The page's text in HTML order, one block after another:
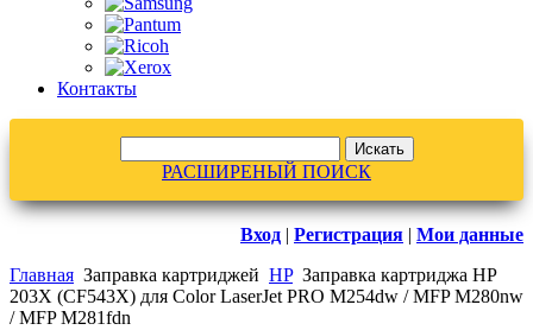
Контакты
РАСШИРЕНЫЙ ПОИСК
Вход | Регистрация | Мои данные
Главная Заправка картриджей HP Заправка картриджа HP
203X (CF543X) для Color LaserJet PRO M254dw / MFP M280nw
/ MFP M281fdn